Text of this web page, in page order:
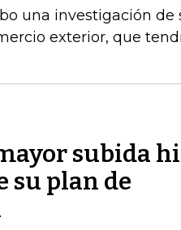
una investigación de
exterior, que
subida
su plan de